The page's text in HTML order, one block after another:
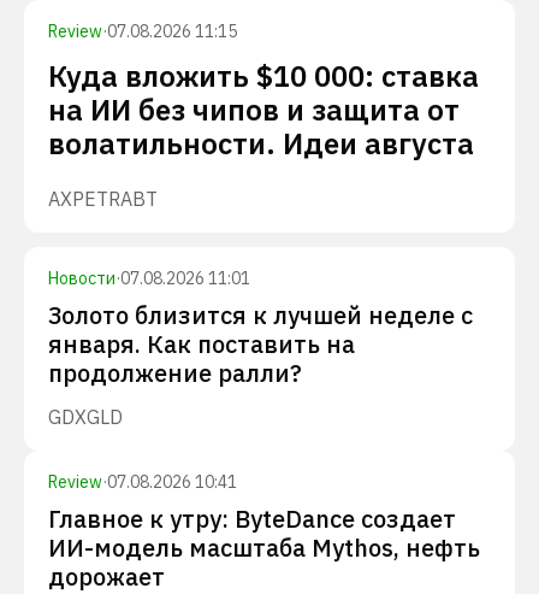
Review·07.08.2026 11:15
Куда вложить $10 000: ставка
на ИИ без чипов и защита от
волатильности. Идеи августа
AXPETRABT
Новости·07.08.2026 11:01
Золото близится к лучшей неделе с
января. Как поставить на
продолжение ралли?
GDXGLD
Review·07.08.2026 10:41
Главное к утру: ByteDance создает
ИИ-модель масштаба Mythos, нефть
дорожает